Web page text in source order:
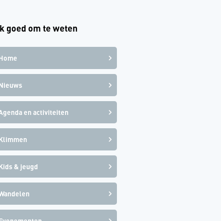
goed om te weten
en activiteiten
& jeugd